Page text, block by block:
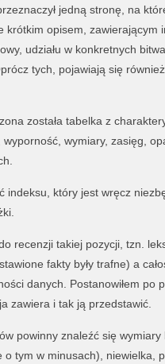
jedną stronę, na
krótkim opisem, zawierającym
udziału w konkretnych
tych, pojawiają się
została tabelka z
wymiary, zasięg,
indeksu, który jest wręcz
recenzji takiej pozycji, tzn.
fakty były trafne) a
danych. Postanowiłem po
zawiera i tak ją przedstawić.
powinny znaleźć się
tym w minusach), niewielka,